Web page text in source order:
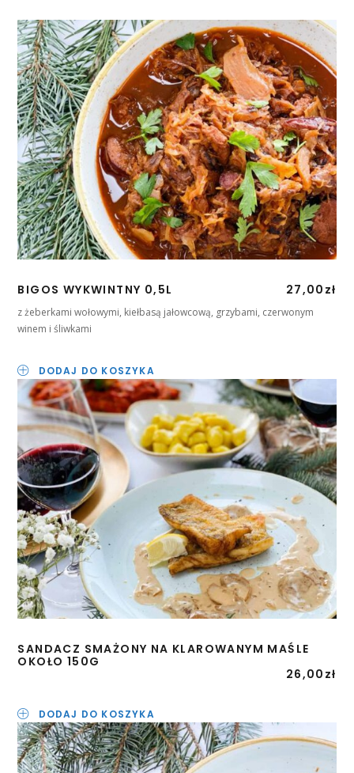
BIGOS WYKWINTNY 0,5L 27,00 zł
z żeberkami wołowymi, kiełbasą jałowcową, grzybami, czerwonym
winem i śliwkami
DODAJ DO KOSZYKA
SANDACZ SMAŻONY NA KLAROWANYM MAŚLE
OKOŁO 150G
26,00 zł
DODAJ DO KOSZYKA